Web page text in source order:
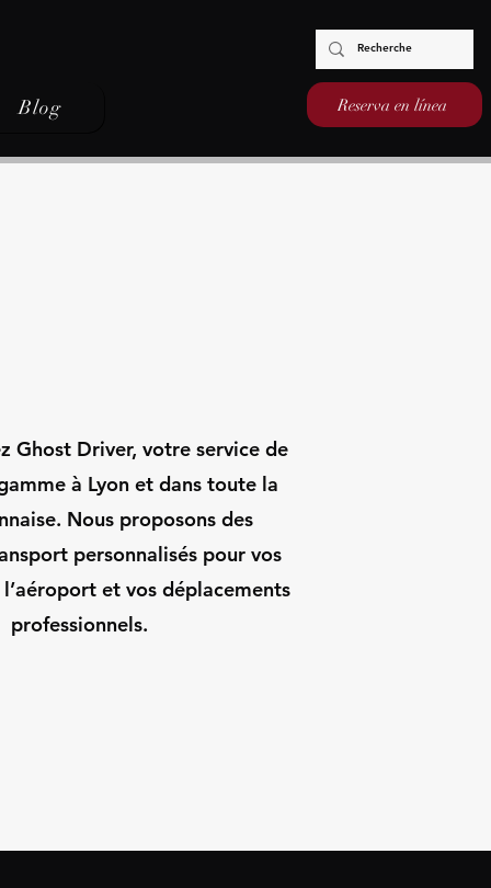
Blog Reserva en línea
Ghost Driver, votre service de
à Lyon et dans toute la
Nous proposons des
personnalisés pour vos
et vos déplacements
professionnels.